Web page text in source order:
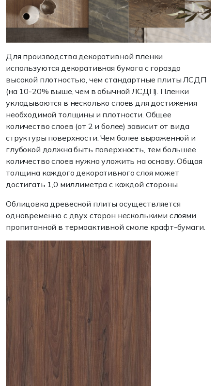
Для производства декоративной пленки
используются декоративная бумага с гораздо
высокой плотностью, чем стандартные плиты ЛСДП
(на 10-20% выше, чем в обычной ЛСДП). Пленки
укладываются в несколько слоев для достижения
необходимой толщины и плотности. Общее
количество слоев (от 2 и более) зависит от вида
структуры поверхности. Чем более выраженной и
глубокой должна быть поверхность, тем большее
количество слоев нужно уложить на основу. Общая
толщина каждого декоративного слоя может
достигать 1,0 миллиметра с каждой стороны.
Облицовка древесной плиты осуществляется
одновременно с двух сторон несколькими слоями
пропитанной в термоактивной смоле крафт-бумаги.